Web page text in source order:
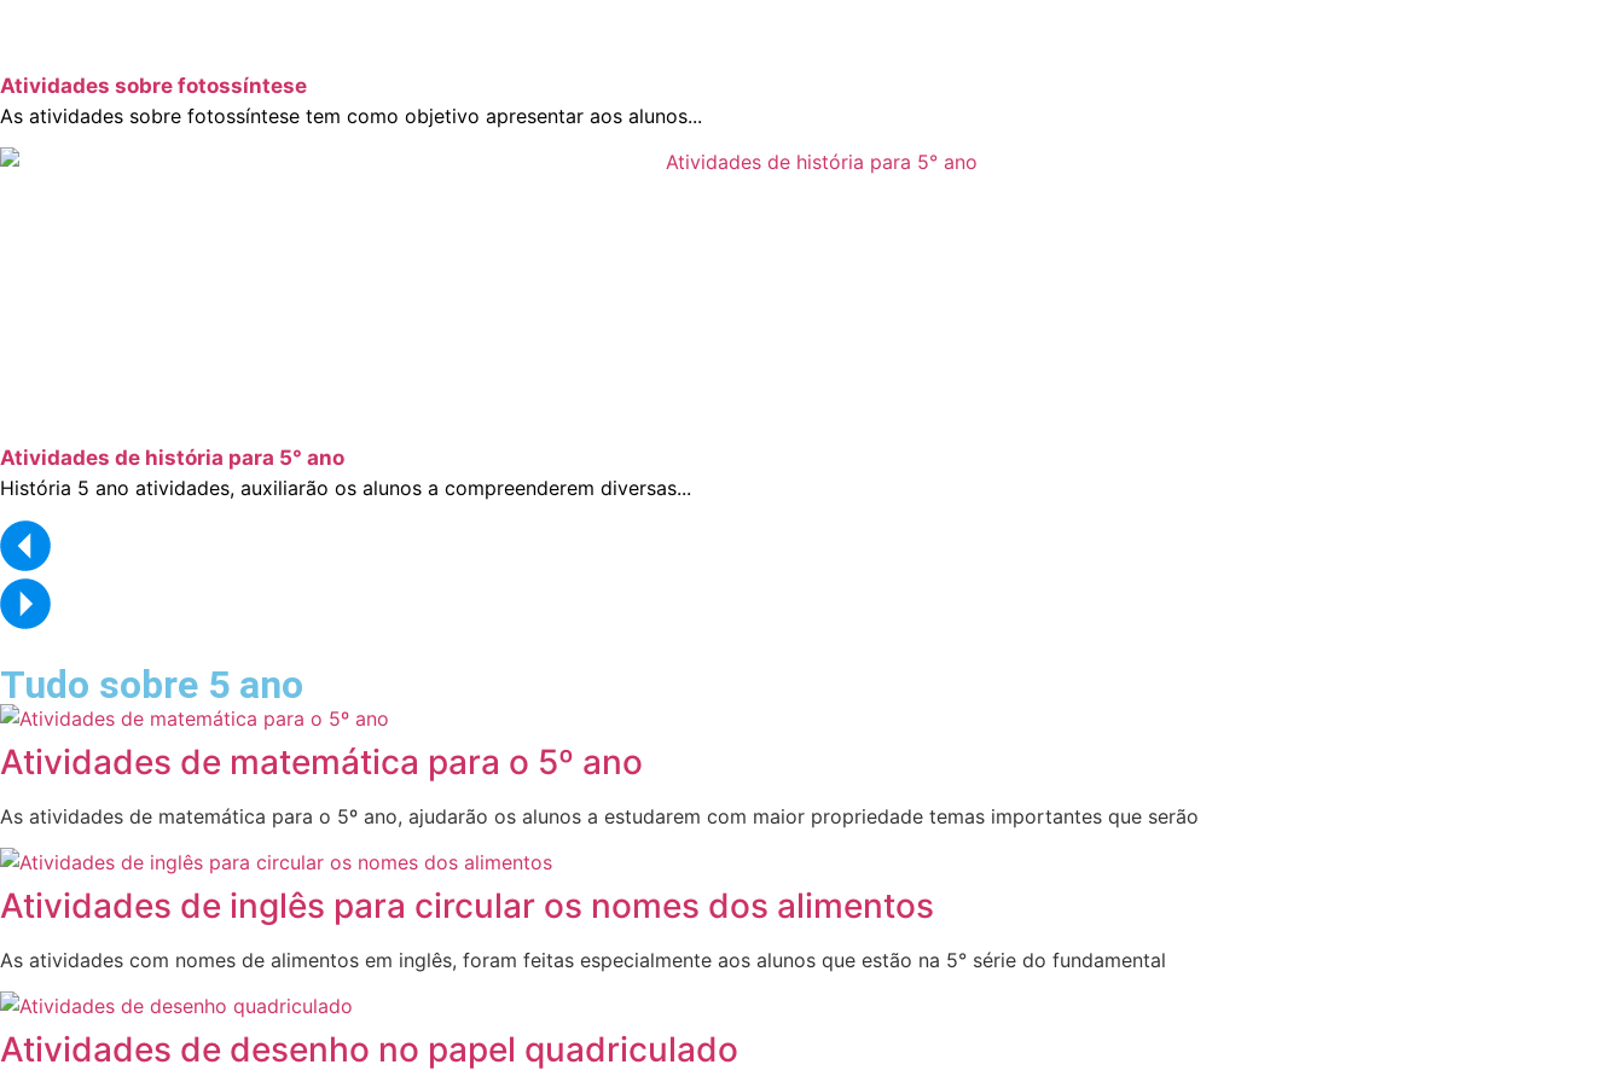
Atividades sobre fotossíntese
As atividades sobre fotossíntese tem como objetivo apresentar aos alunos...
Atividades de história para 5° ano
História 5 ano atividades, auxiliarão os alunos a compreenderem diversas...
Tudo sobre 5 ano
Atividades de matemática para o 5º ano
As atividades de matemática para o 5º ano, ajudarão os alunos a estudarem com maior propriedade temas importantes que serão
Atividades de inglês para circular os nomes dos alimentos
As atividades com nomes de alimentos em inglês, foram feitas especialmente aos alunos que estão na 5° série do fundamental
Atividades de desenho no papel quadriculado